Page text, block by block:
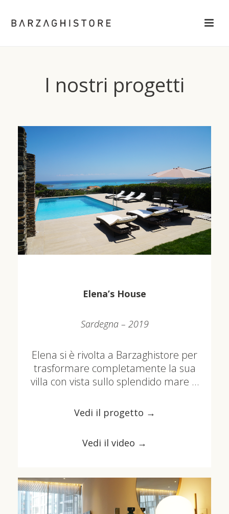
I nostri progetti
Elena’s House
Sardegna – 2019
Elena si è rivolta a Barzaghistore per
trasformare completamente la sua
villa con vista sullo splendido mare …
Vedi il progetto →
Vedi il video →